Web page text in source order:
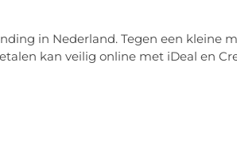
in Nederland. Tegen een kleine
kan veilig online met iDeal en